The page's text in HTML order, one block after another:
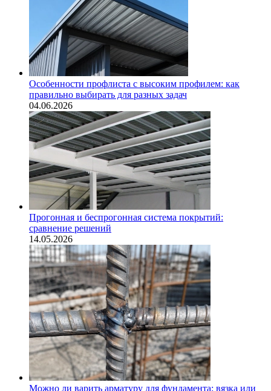
Особенности профлиста с высоким профилем: как
правильно выбирать для разных задач
04.06.2026
Прогонная и беспрогонная система покрытий:
сравнение решений
14.05.2026
Можно ли варить арматуру для фундамента: вязка или